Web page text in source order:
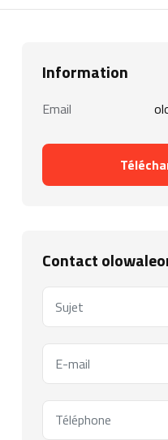
Information
Email
Contact